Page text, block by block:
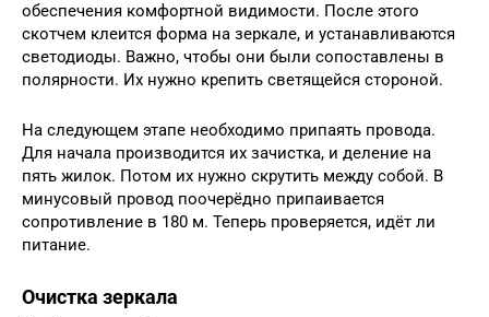
обеспечения комфортной видимости. После этого
скотчем клеится форма на зеркале, и устанавливаются
светодиоды. Важно, чтобы они были сопоставлены в
полярности. Их нужно крепить светящейся стороной.
На следующем этапе необходимо припаять провода.
Для начала производится их зачистка, и деление на
пять жилок. Потом их нужно скрутить между собой. В
минусовый провод поочерёдно припаивается
сопротивление в 180 м. Теперь проверяется, идёт ли
питание.
Очистка зеркала